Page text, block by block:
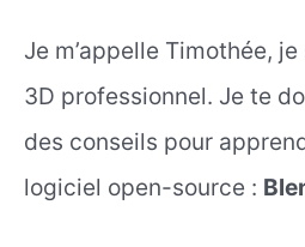
Je m’appelle Timothée,
3D professionnel. Je te
des conseils pour
logiciel open-source :